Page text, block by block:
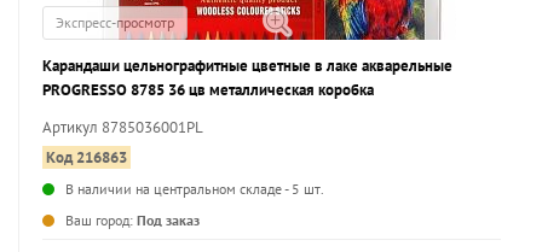
Экспресс-просмотр
Карандаши цельнографитные цветные в лаке акварельные
PROGRESSO 8785 36 цв металлическая коробка
Артикул 8785036001PL
Код 216863
В наличии на центральном складе - 5 шт.
Ваш город: Под заказ